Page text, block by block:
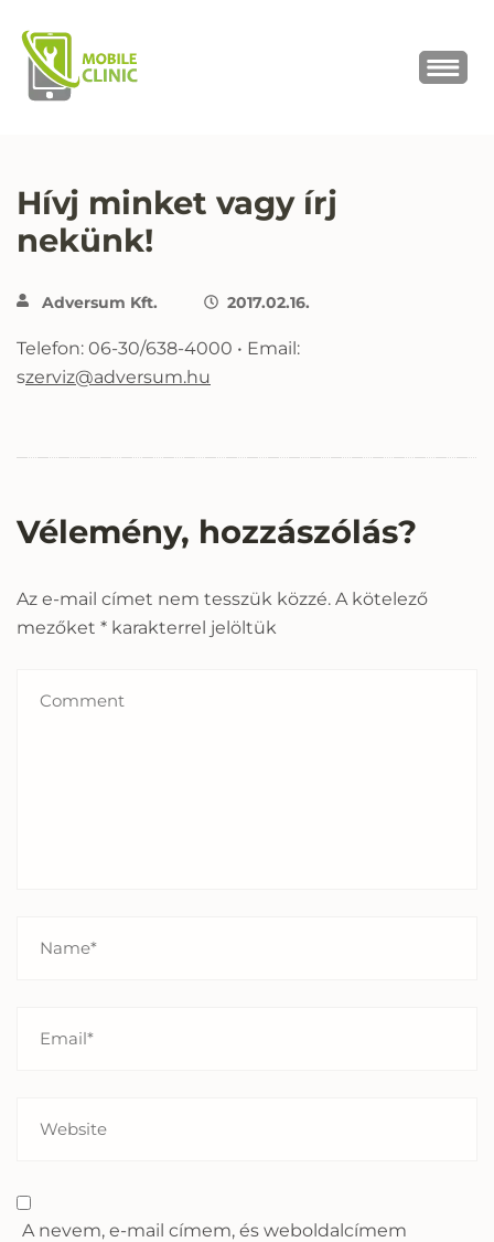
Hívj minket vagy írj
nekünk!
Adversum Kft. 2017.02.16.
Telefon: 06-30/638-4000 • Email:
szerviz@adversum.hu
Vélemény, hozzászólás?
Az e-mail címet nem tesszük közzé. A kötelező
mezőket * karakterrel jelöltük
A nevem, e-mail címem, és weboldalcímem